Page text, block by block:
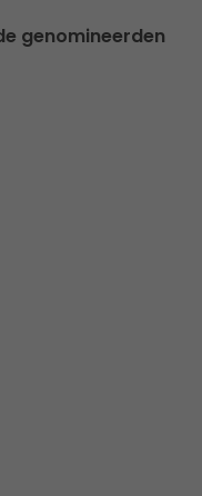
genomineerden